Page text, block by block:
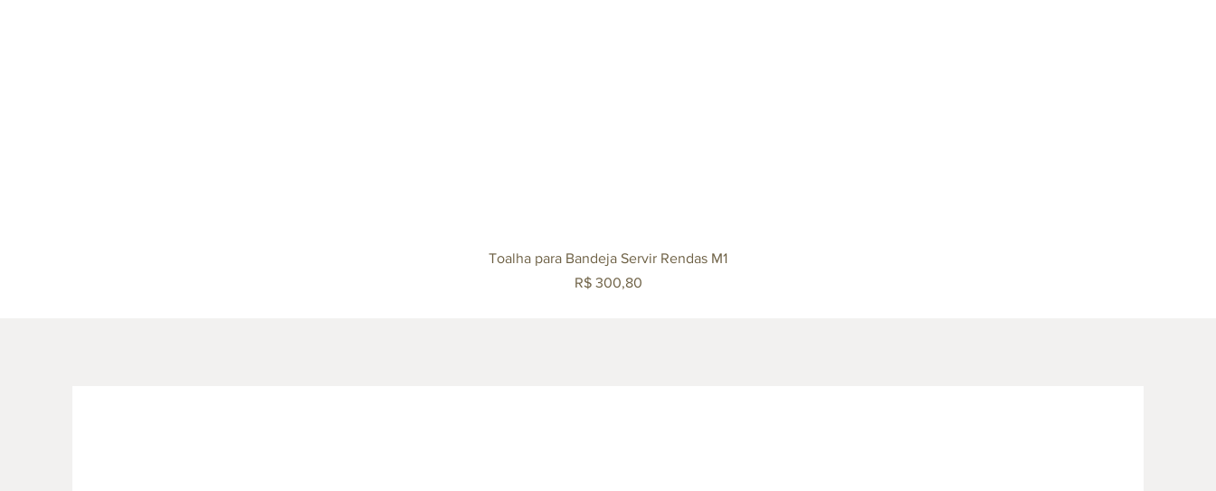
Visualização rápida
Toalha para Bandeja Servir Rendas M1
Preço
R$ 300,80